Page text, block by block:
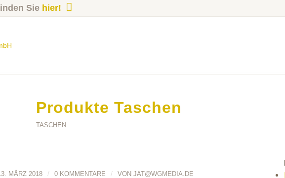
Sie hier!
Produkte Taschen
TASCHEN
MÄRZ 2018 / 0 KOMMENTARE / VON JAT@WGMEDIA.DE